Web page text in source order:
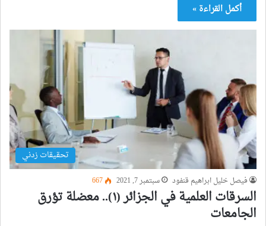
أكمل القراءة »
تحقيقات زدني
فيصل خليل ابراهيم قنفود سبتمبر 7, 2021 667
السرقات العلمية في الجزائر (١).. معضلة تؤرق
الجامعات